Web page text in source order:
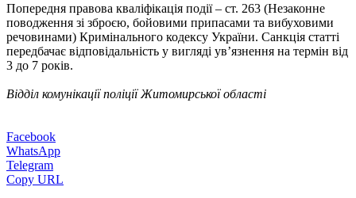
Попередня правова кваліфікація події – ст. 263 (Незаконне
поводження зі зброєю, бойовими припасами та вибуховими
речовинами) Кримінального кодексу України. Санкція статті
передбачає відповідальність у вигляді ув’язнення на термін від
3 до 7 років.
Відділ комунікації поліції Житомирської області
Facebook
WhatsApp
Telegram
Copy URL